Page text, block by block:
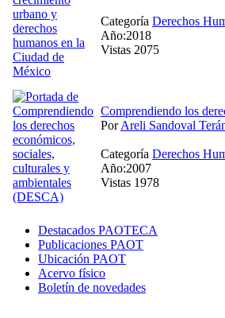
Categoría Derechos
Año:2018
Vistas 2075
Comprendiendo los
PorAreli Sandoval
Categoría Derechos
Año:2007
Vistas 1978
Destacados PAOTECA
Publicaciones PAOT
Ubicación PAOT
Acervo físico
Boletín de novedades